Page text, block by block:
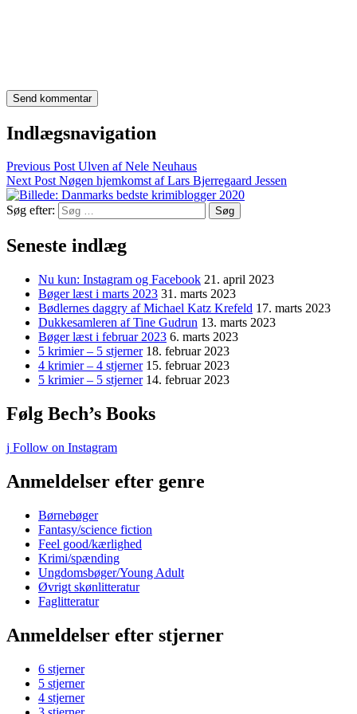
Indlægsnavigation
Previous PostUlven af Nele Neuhaus
Next PostNøgen hjemkomst af Lars Bjerregaard Jessen
Søg efter:
Seneste indlæg
Nu kun: Instagram og Facebook 21. april 2023
Bøger læst i marts 2023 31. marts 2023
Bødlernes daggry af Michael Katz Krefeld 17. marts 2023
Dukkesamleren af Tine Gudrun 13. marts 2023
Bøger læst i februar 2023 6. marts 2023
5 krimier – 5 stjerner 18. februar 2023
4 krimier – 4 stjerner 15. februar 2023
5 krimier – 5 stjerner 14. februar 2023
Følg Bech’s Books
Follow on Instagram
Anmeldelser efter genre
Børnebøger
Fantasy/science fiction
Feel good/kærlighed
Krimi/spænding
Ungdomsbøger/Young Adult
Øvrigt skønlitteratur
Faglitteratur
Anmeldelser efter stjerner
6 stjerner
5 stjerner
4 stjerner